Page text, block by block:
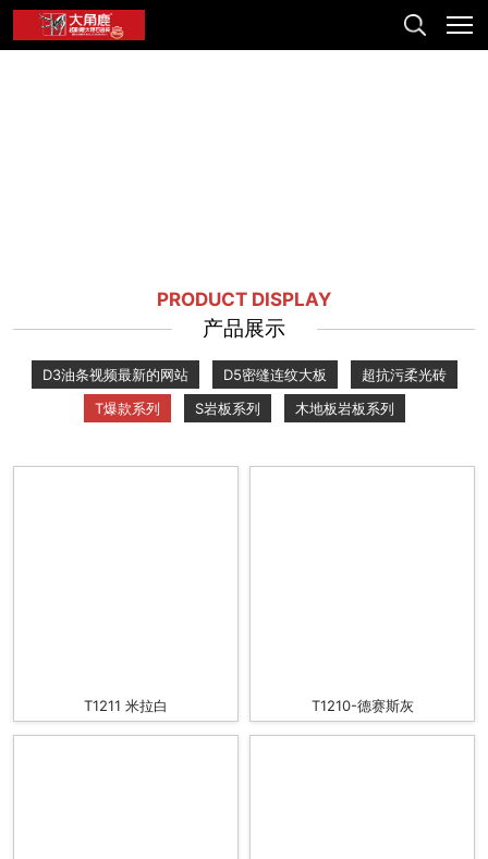
PRODUCT DISPLAY
产品展示
D3油条视频最新的网站 D5密缝连纹大板
超抗污柔光砖
T爆款系列
S岩板系列 木地板岩板系列
T1211 米拉白 T1210-德赛斯灰